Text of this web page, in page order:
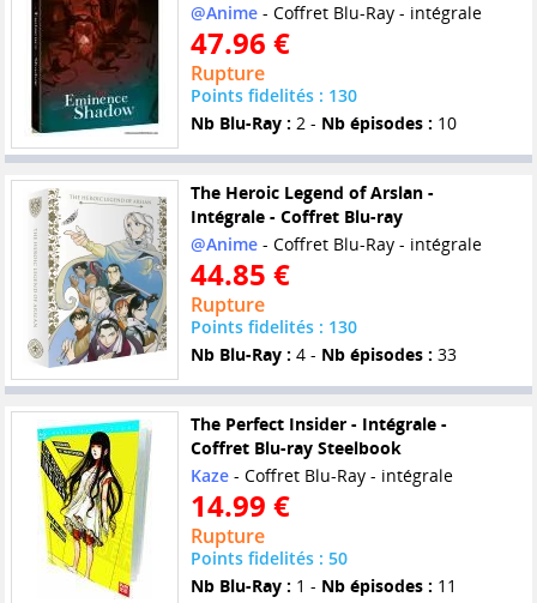
@Anime- Coffret Blu-Ray - intégrale
47.96 €
Rupture
Points fidelités : 130
Nb Blu-Ray : 2 - Nb épisodes : 10
The Heroic Legend of Arslan -
Intégrale - Coffret Blu-ray
@Anime- Coffret Blu-Ray - intégrale
44.85 €
Rupture
Points fidelités : 130
Nb Blu-Ray : 4 - Nb épisodes : 33
The Perfect Insider - Intégrale -
Coffret Blu-ray Steelbook
Kaze- Coffret Blu-Ray - intégrale
14.99 €
Rupture
Points fidelités : 50
Nb Blu-Ray : 1 - Nb épisodes : 11